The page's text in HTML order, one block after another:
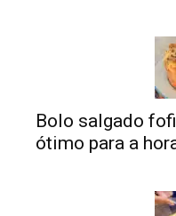
Bolo salgado
ótimo para a